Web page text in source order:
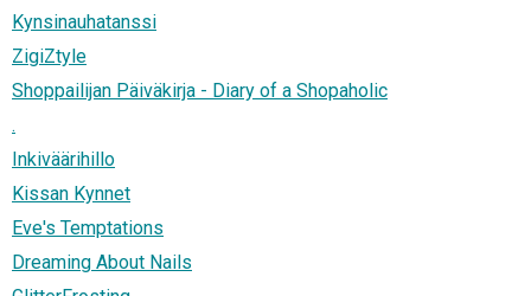
Kynsinauhatanssi
ZigiZtyle
Shoppailijan Päiväkirja - Diary of a Shopaholic
.
Inkiväärihillo
Kissan Kynnet
Eve's Temptations
Dreaming About Nails